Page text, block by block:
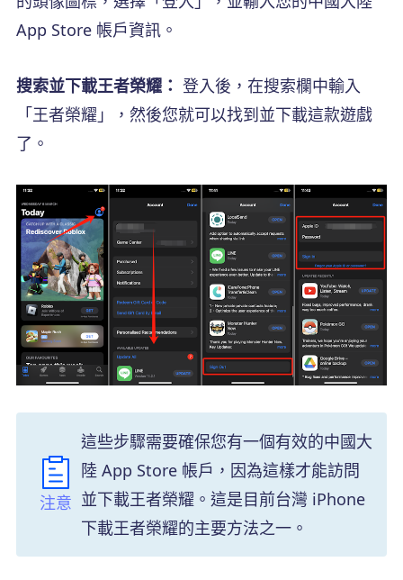
App Store 帳戶資訊。
搜索並下載王者榮耀： 登入後，在搜索欄中輸入
「王者榮耀」，然後您就可以找到並下載這款遊戲
了。
注意
這些步驟需要確保您有一個有效的中國大
陸 App Store 帳戶，因為這樣才能訪問
並下載王者榮耀。這是目前台灣 iPhone
下載王者榮耀的主要方法之一。